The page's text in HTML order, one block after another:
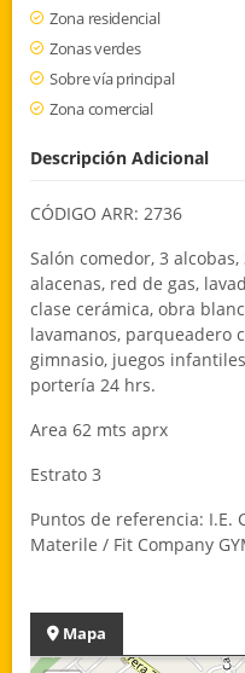
Zona residencial
Zonas verdes
Sobre vía principal
Zona comercial
Descripción Adicional
CÓDIGO ARR: 2736
Salón comedor, 3
alacenas, red de gas,
clase cerámica, obra
lavamanos, parqueadero
gimnasio, juegos
portería 24 hrs.
Area 62 mts aprx
Estrato 3
Puntos de referencia: I.E.
Materile / Fit Company
Mapa